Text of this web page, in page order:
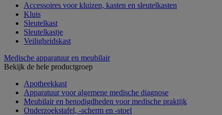
Accessoires voor kluizen, kasten en sleutelkasten
Kluis
Sleutelkast
Sleutelkastje
Veiligheidskast
Medische apparatuur en meubilair
Bekijk de hele productgroep
Apotheekkast
Apparatuur voor algemene medische diagnose
Meubilair en benodigdheden voor medische praktijk
Onderzoekstafel, -scherm en -stoel